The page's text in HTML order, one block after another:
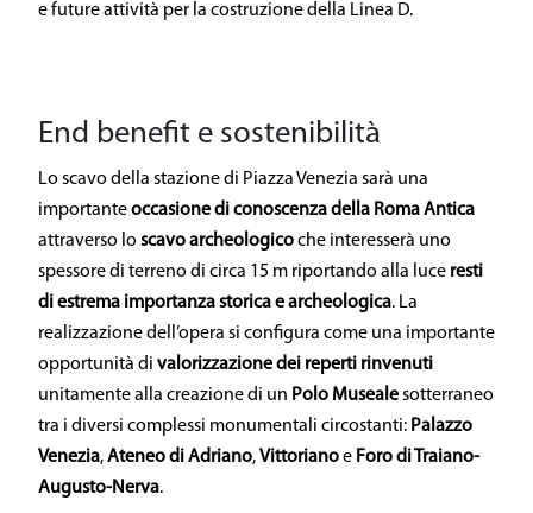
e future attività per la costruzione della Linea D.
End benefit e sostenibilità
Lo scavo della stazione di Piazza Venezia sarà una
importanteoccasione di conoscenza della Roma Antica
attraverso loscavo archeologicoche interesserà uno
spessore di terreno di circa 15 m riportando alla luce resti
di estrema importanza storica e archeologica. La
realizzazione dell’opera si configura come una importante
opportunità di valorizzazione dei reperti rinvenuti
unitamente alla creazione di un Polo Musealesotterraneo
tra i diversi complessi monumentali circostanti: Palazzo
Venezia,Ateneo di Adriano,Vittorianoe Foro di Traiano-
Augusto-Nerva.